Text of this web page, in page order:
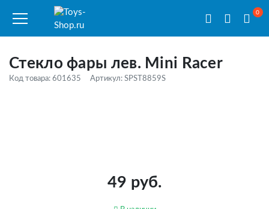
0
Стекло фары лев. Mini Racer
Код товара: 601635 Артикул: SPST8859S
49 руб.